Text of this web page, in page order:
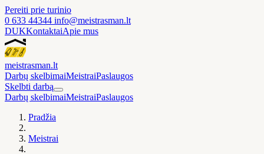
Pereiti prie turinio
0 633 44344 info@meistrasman.lt
DUKKontaktaiApie mus
meistrasman.lt
Darbų skelbimaiMeistraiPaslaugos
Skelbti darbą
Darbų skelbimaiMeistraiPaslaugos
Pradžia
Meistrai